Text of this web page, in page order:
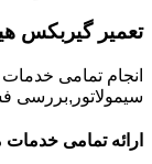
تعمیر گیربکس
انجام تمامی
سیمولاتور,بررسی
ارائه تمامی خدمات